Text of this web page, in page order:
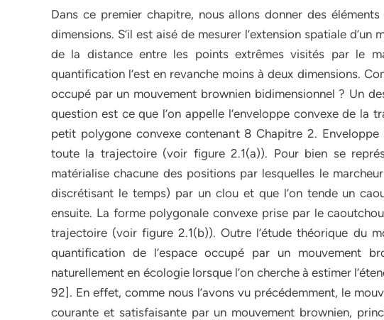
Dans ce premier chapitre, nous allons donner des
dimensions. S’il est aisé de mesurer l’extension spatiale
de la distance entre les points extrêmes visités par le
quantification l’est en revanche moins à deux dimensions.
occupé par un mouvement brownien bidimensionnel ? Un
question est ce que l’on appelle l’enveloppe convexe de la
petit polygone convexe contenant 8 Chapitre 2. Enveloppe
toute la trajectoire (voir figure 2.1(a)). Pour bien se
matérialise chacune des positions par lesquelles le
discrétisant le temps) par un clou et que l’on tende un
ensuite. La forme polygonale convexe prise par le
trajectoire (voir figure 2.1(b)). Outre l’étude théorique du
quantification de l’espace occupé par un mouvement
naturellement en écologie lorsque l’on cherche à estimer
92]. En effet, comme nous l’avons vu précédemment, le
courante et satisfaisante par un mouvement brownien,